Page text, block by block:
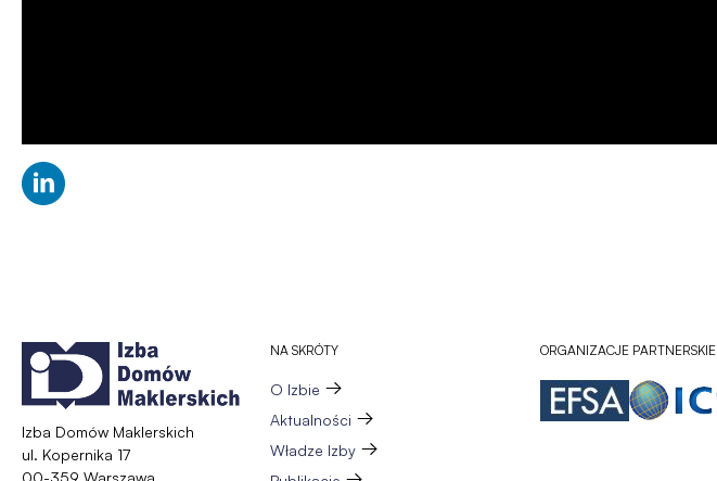
Izba Domów Maklerskich
ul. Kopernika 17
00-359 Warszawa
NA SKRÓTY
O Izbie
Aktualności
Władze Izby
ORGANIZACJE PARTNERSKIE